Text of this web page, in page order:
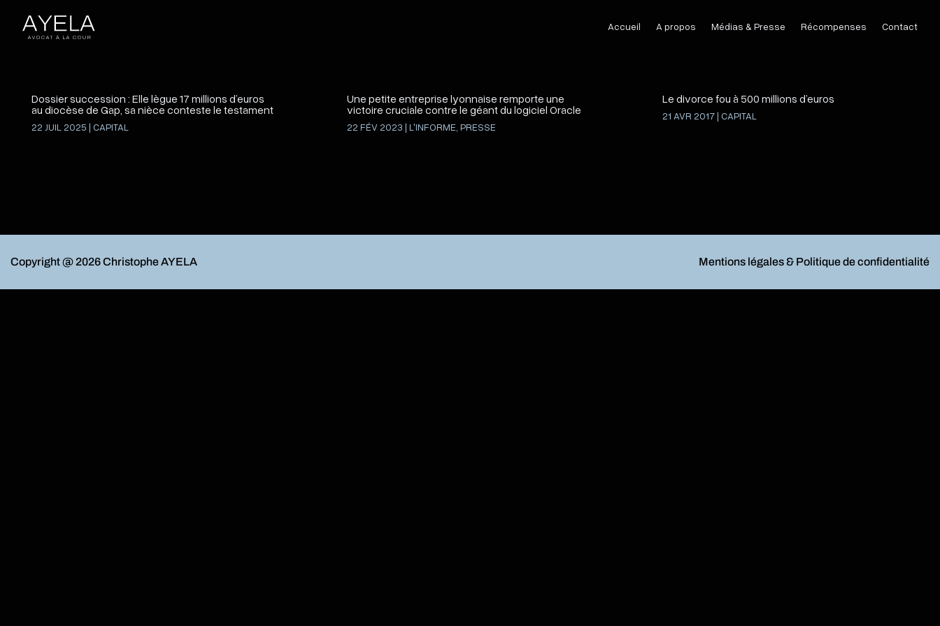
Accueil A propos Médias & Presse Récompenses Contact
Dossier succession : Elle lègue 17 millions d’euros
au diocèse de Gap, sa nièce conteste le testament
22 JUIL 2025 | CAPITAL
Une petite entreprise lyonnaise remporte une
victoire cruciale contre le géant du logiciel Oracle
22 FÉV 2023 |L'INFORME,PRESSE
Le divorce fou à 500 millions d’euros
21 AVR 2017| CAPITAL
Copyright @ 2026 Christophe AYELA Mentions légales & Politique de confidentialité